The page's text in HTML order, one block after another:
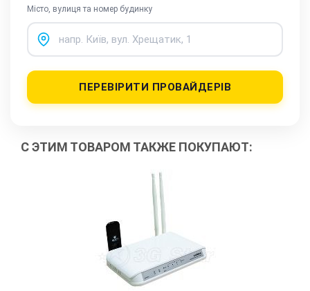
Місто, вулиця та номер будинку
ПЕРЕВІРИТИ ПРОВАЙДЕРІВ
С ЭТИМ ТОВАРОМ ТАКЖЕ ПОКУПАЮТ: